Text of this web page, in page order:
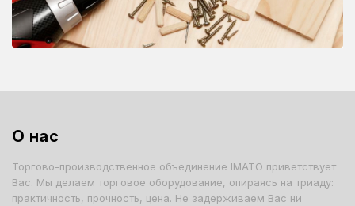
О нас
Торгово-производственное объединение IMATO приветствует
Вас. Мы делаем торговое оборудование, опираясь на триаду:
практичность, прочность, цена. Не задерживаем Вас ни